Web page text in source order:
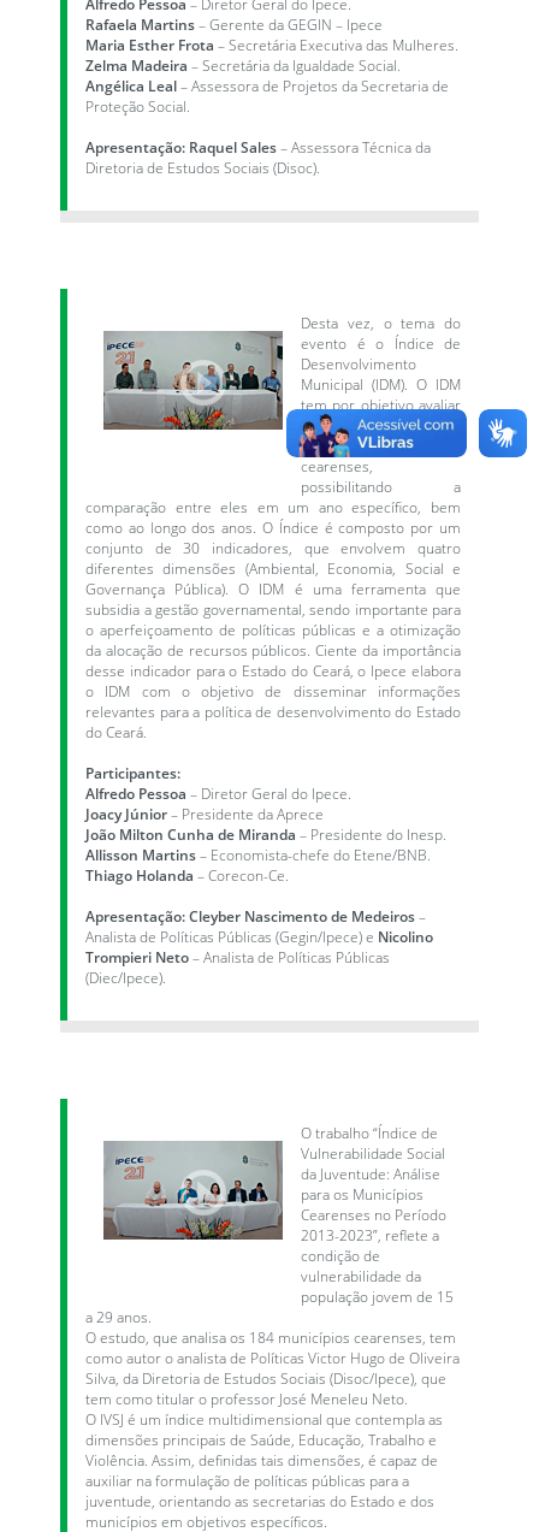
Rafaela Martins– Gerente da GEGIN – Ipece
Maria Esther Frota – Secretária Executiva das Mulheres.
Zelma Madeira – Secretária da Igualdade Social.
Angélica Leal– Assessora de Projetos da Secretaria de
Proteção Social.
Apresentação: Raquel Sales– Assessora Técnica da
Diretoria de Estudos Sociais (Disoc).
Desta vez, o tema do
evento é o Índice de
Desenvolvimento
Municipal (IDM). O IDM
tem por objetivo avaliar
o desenvolvimento dos
184 municípios
cearenses,
possibilitando a
comparação entre eles em um ano específico, bem
como ao longo dos anos. O Índice é composto por um
conjunto de 30 indicadores, que envolvem quatro
diferentes dimensões (Ambiental, Economia, Social e
Governança Pública). O IDM é uma ferramenta que
subsidia a gestão governamental, sendo importante para
o aperfeiçoamento de políticas públicas e a otimização
da alocação de recursos públicos. Ciente da importância
desse indicador para o Estado do Ceará, o Ipece elabora
o IDM com o objetivo de disseminar informações
relevantes para a política de desenvolvimento do Estado
do Ceará.
Participantes:
Alfredo Pessoa – Diretor Geral do Ipece.
Joacy Júnior– Presidente da Aprece
João Milton Cunha de Miranda – Presidente do Inesp.
Allisson Martins– Economista-chefe do Etene/BNB.
Thiago Holanda – Corecon-Ce.
Apresentação: Cleyber Nascimento de Medeiros–
Analista de Políticas Públicas (Gegin/Ipece) e Nicolino
Trompieri Neto– Analista de Políticas Públicas
(Diec/Ipece).
O trabalho “Índice de
Vulnerabilidade Social
da Juventude: Análise
para os Municípios
Cearenses no Período
2013-2023”, reflete a
condição de
vulnerabilidade da
população jovem de 15
a 29 anos.
O estudo, que analisa os 184 municípios cearenses, tem
como autor o analista de Políticas Victor Hugo de Oliveira
Silva, da Diretoria de Estudos Sociais (Disoc/Ipece), que
tem como titular o professor José Meneleu Neto.
O IVSJ é um índice multidimensional que contempla as
dimensões principais de Saúde, Educação, Trabalho e
Violência. Assim, definidas tais dimensões, é capaz de
auxiliar na formulação de políticas públicas para a
juventude, orientando as secretarias do Estado e dos
municípios em objetivos específicos.